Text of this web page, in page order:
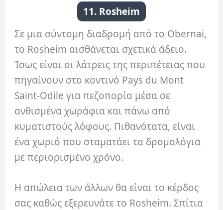
11. Rosheim
Σε μια σύντομη διαδρομή από το Obernai,
το Rosheim αισθάνεται σχετικά άδειο.
Ίσως είναι οι λάτρεις της περιπέτειας που
πηγαίνουν στο κοντινό Pays du Mont
Saint-Odile για πεζοπορία μέσα σε
ανθισμένα χωράφια και πάνω από
κυματιστούς λόφους. Πιθανότατα, είναι
ένα χωριό που σταματάει τα δρομολόγια
με περιορισμένο χρόνο.
Η απώλεια των άλλων θα είναι το κέρδος
σας καθώς εξερευνάτε το Rosheim. Σπίτια